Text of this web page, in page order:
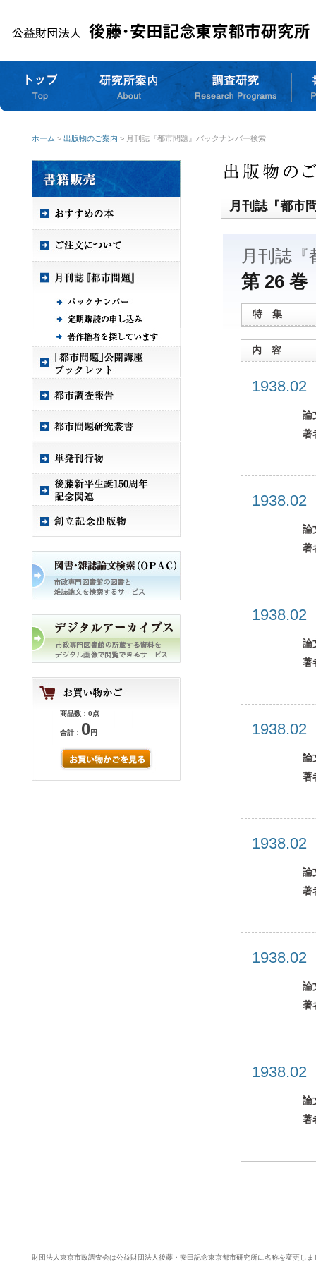
ホーム > 出版物のご案内 > 月刊誌『都市問題』バックナンバー検索
商品数：0点
合計： 0円
月刊誌『都市
月刊誌『
第 26
特 集
内 容
論
著
論
著
論
著
論
著
論
著
論
著
論
著
財団法人東京市政調査会は公益財団法人後藤・安田記念東京都市研究所に名称を変更しま